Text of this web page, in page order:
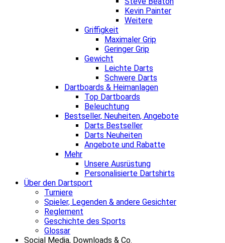
Kevin Painter
Weitere
Griffigkeit
Maximaler Grip
Geringer Grip
Gewicht
Leichte Darts
Schwere Darts
Dartboards & Heimanlagen
Top Dartboards
Beleuchtung
Bestseller, Neuheiten, Angebote
Darts Bestseller
Darts Neuheiten
Angebote und Rabatte
Mehr
Unsere Ausrüstung
Personalisierte Dartshirts
Über den Dartsport
Turniere
Spieler, Legenden & andere Gesichter
Reglement
Geschichte des Sports
Glossar
Social Media, Downloads & Co.